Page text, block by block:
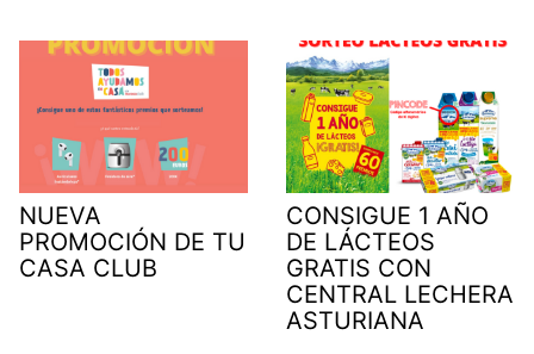
NUEVA
PROMOCIÓN DE TU
CASA CLUB
CONSIGUE 1 AÑO
DE LÁCTEOS
GRATIS CON
CENTRAL LECHERA
ASTURIANA